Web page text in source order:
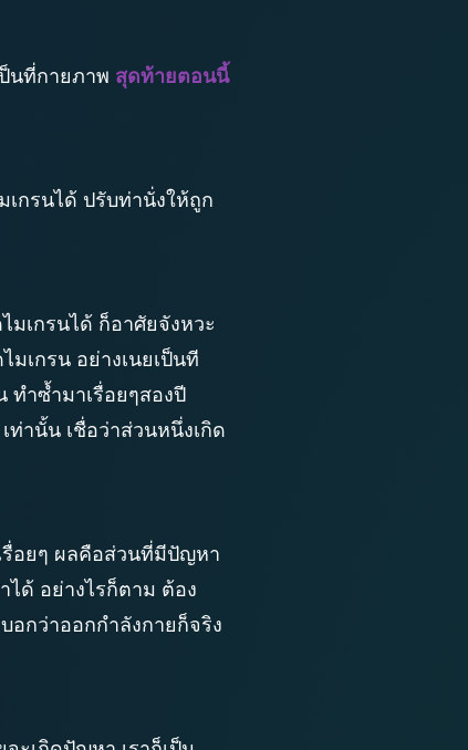
นที่กายภาพ สุดท้ายตอนนี้
เกรนได้ ปรับท่านั่งให้ถูก
มเกรนได้ ก็อาศัยจังหวะ
เกรน อย่างเนยเป็นที
ทำซ้ำมาเรื่อยๆสองปี
ท่านั้น เชื่อว่าส่วนหนึ่งเกิด
รื่อยๆ ผลคือส่วนที่มีปัญหา
ได้ อย่างไรก็ตาม ต้อง
อกว่าออกกำลังกายก็จริง